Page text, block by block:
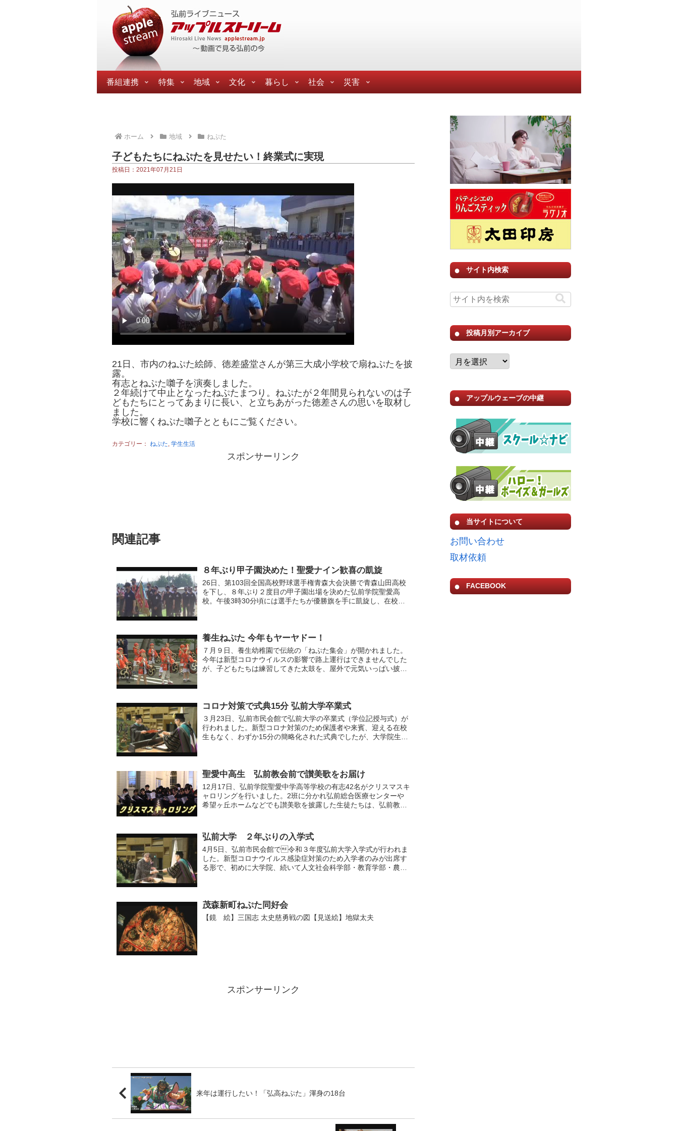
番組連携 特集 地域 文化 暮らし 社会 災害
ホーム 地域 ねぷた
子どもたちにねぷたを見せたい！終業式に実現
投稿日：2021年07月21日
21日、市内のねぷた絵師、徳差盛堂さんが第三大成小学校で扇ねぷたを披
露。
有志とねぷた囃子を演奏しました。
２年続けて中止となったねぷたまつり。ねぷたが２年間見られないのは子
どもたちにとってあまりに長い、と立ちあがった徳差さんの思いを取材し
ました。
学校に響くねぷた囃子とともにご覧ください。
カテゴリー： ねぷた, 学生生活
スポンサーリンク
関連記事
８年ぶり甲子園決めた！聖愛ナイン歓喜の凱旋
26日、第103回全国高校野球選手権青森大会決勝で青森山田高校
を下し、８年ぶり２度目の甲子園出場を決めた弘前学院聖愛高
校。午後3時30分頃には選手たちが優勝旗を手に凱旋し、在校生
養生ねぷた 今年もヤーヤドー！
７月９日、養生幼稚園で伝統の「ねぷた集会」が開かれました。
今年は新型コロナウイルスの影響で路上運行はできませんでした
が、子どもたちは練習してきた太鼓を、屋外で元気いっぱい披露
コロナ対策で式典15分 弘前大学卒業式
３月23日、弘前市民会館で弘前大学の卒業式（学位記授与式）が
行われました。新型コロナ対策のため保護者や来賓、迎える在校
生もなく、わずか15分の簡略化された式典でしたが、大学院生含
聖愛中高生 弘前教会前で讃美歌をお届け
12月17日、弘前学院聖愛中学高等学校の有志42名がクリスマスキ
ャロリングを行いました。2班に分かれ弘前総合医療センターや
希望ヶ丘ホームなどでも讃美歌を披露した生徒たちは、弘前教会
弘前大学 ２年ぶりの入学式
4月5日、弘前市民会館で令和３年度弘前大学入学式が行われま
した。新型コロナウイルス感染症対策のため入学者のみが出席す
る形で、初めに大学院、続いて人文社会科学部・教育学部・農学
茂森新町ねぷた同好会
【鏡 絵】三国志 太史慈勇戦の図【見送絵】地獄太夫
スポンサーリンク
来年は運行したい！「弘高ねぷた」渾身の18台
サイト内検索
投稿月別アーカイブ
アップルウェーブの中継
当サイトについて
お問い合わせ
取材依頼
FACEBOOK